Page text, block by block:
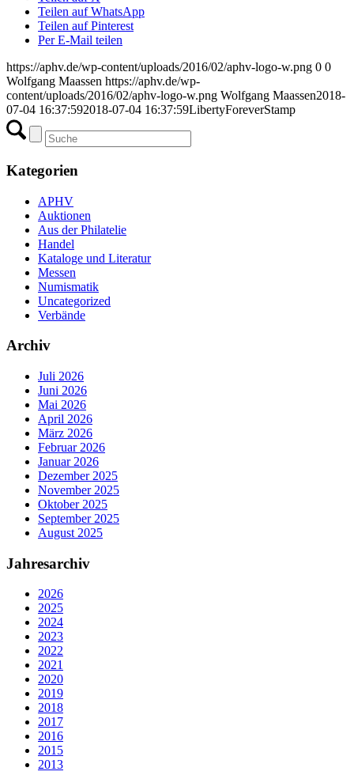
Teilen auf WhatsApp
Teilen auf Pinterest
Per E-Mail teilen
https://aphv.de/wp-content/uploads/2016/02/aphv-logo-w.png 0 0
Wolfgang Maassen https://aphv.de/wp-
content/uploads/2016/02/aphv-logo-w.png Wolfgang Maassen2018-
07-04 16:37:592018-07-04 16:37:59LibertyForeverStamp
Kategorien
APHV
Auktionen
Aus der Philatelie
Handel
Kataloge und Literatur
Messen
Numismatik
Uncategorized
Verbände
Archiv
Juli 2026
Juni 2026
Mai 2026
April 2026
März 2026
Februar 2026
Januar 2026
Dezember 2025
November 2025
Oktober 2025
September 2025
August 2025
Jahresarchiv
2026
2025
2024
2023
2022
2021
2020
2019
2018
2017
2016
2015
2013